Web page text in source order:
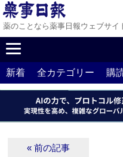
薬のことなら薬事日報ウェブサイ
新着 全カテゴリー 購
« 前の記事